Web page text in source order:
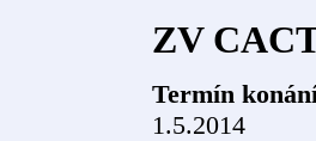
ZV
Termín
1.5.2014